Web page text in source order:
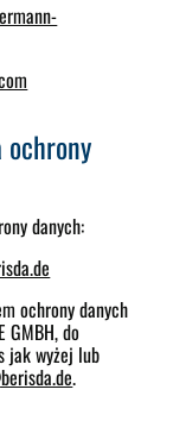
danych:
ochrony danych
GMBH, do
jak wyżej lub
.